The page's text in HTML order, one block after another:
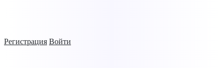
Регистрация Войти